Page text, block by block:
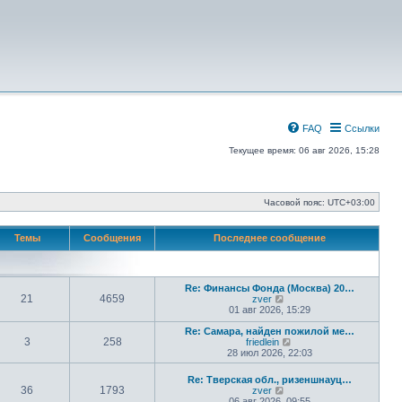
Ссылки
FAQ
Текущее время: 06 авг 2026, 15:28
Часовой пояс: UTC+03:00
Темы Сообщения Последнее сообщение
21 4659
Re: Финансы Фонда (Москва) 20…
zver
е
р
е
й
т
и
п
01 авг 2026, 15:29
3 258
Re: Самара, найден пожилой ме…
friedlein
е
р
й
28 июл 2026, 22:03
36 1793
Re: Тверская обл., ризеншнауц…
zver